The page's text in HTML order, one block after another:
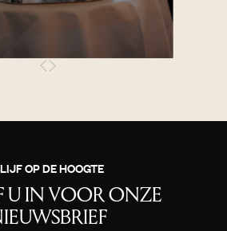
OP DE HOOGTE
U IN VOOR ONZE